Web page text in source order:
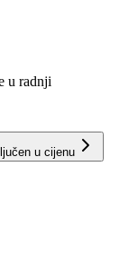
u radnji
u cijenu